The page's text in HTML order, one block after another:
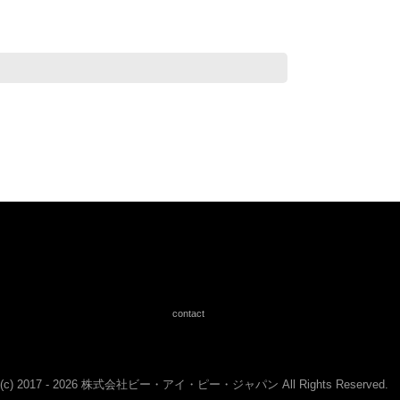
contact
2017 - 2026 株式会社ビー・アイ・ピー・ジャパン All Rights Reserved.